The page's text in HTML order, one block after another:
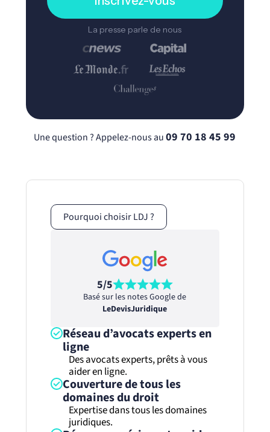
La presse parle de nous
Une question ? Appelez-nous au09 70 18 45 99
Pourquoi choisir LDJ ?
5/5
Basé sur les notes Google de
LeDevisJuridique
Réseau d’avocats experts en
ligne
Des avocats experts, prêts à vous
aider en ligne.
Couverture de tous les
domaines du droit
Expertise dans tous les domaines
juridiques.